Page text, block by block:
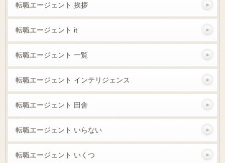
転職エージェント 挨拶
転職エージェント it
転職エージェント 一覧
転職エージェント インテリジェンス
転職エージェント 田舎
転職エージェント いらない
転職エージェント いくつ